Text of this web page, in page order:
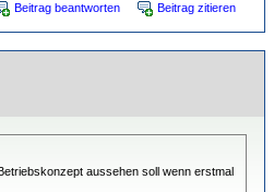
Beitrag beantworten Beitrag zitieren
aussehen soll wenn erstmal